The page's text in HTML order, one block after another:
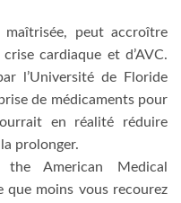
maîtrisée, peut accroître
cardiaque et d’AVC.
l’Université de Floride
de médicaments pour
en réalité réduire
prolonger.
American Medical
que moins vous recourez